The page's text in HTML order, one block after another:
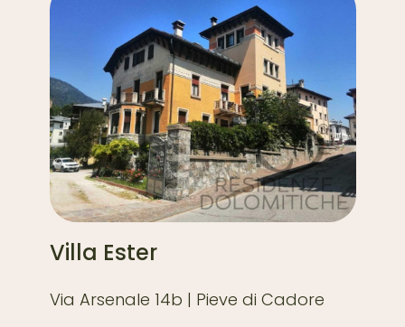
Villa Ester
Via Arsenale 14b | Pieve di Cadore